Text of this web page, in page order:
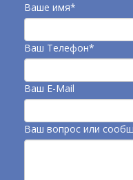
Ваше имя*
Ваш Телефон*
Ваш E-Mail
Ваш вопрос или